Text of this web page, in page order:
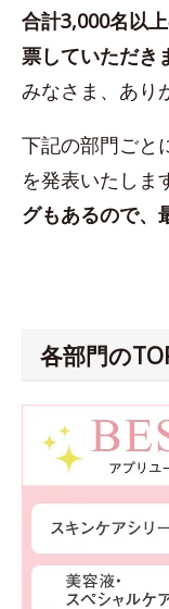
合計3,000名以
票していただき
みなさま、あり
下記の部門ごと
を発表いたしま
グもあるので、
各部門の